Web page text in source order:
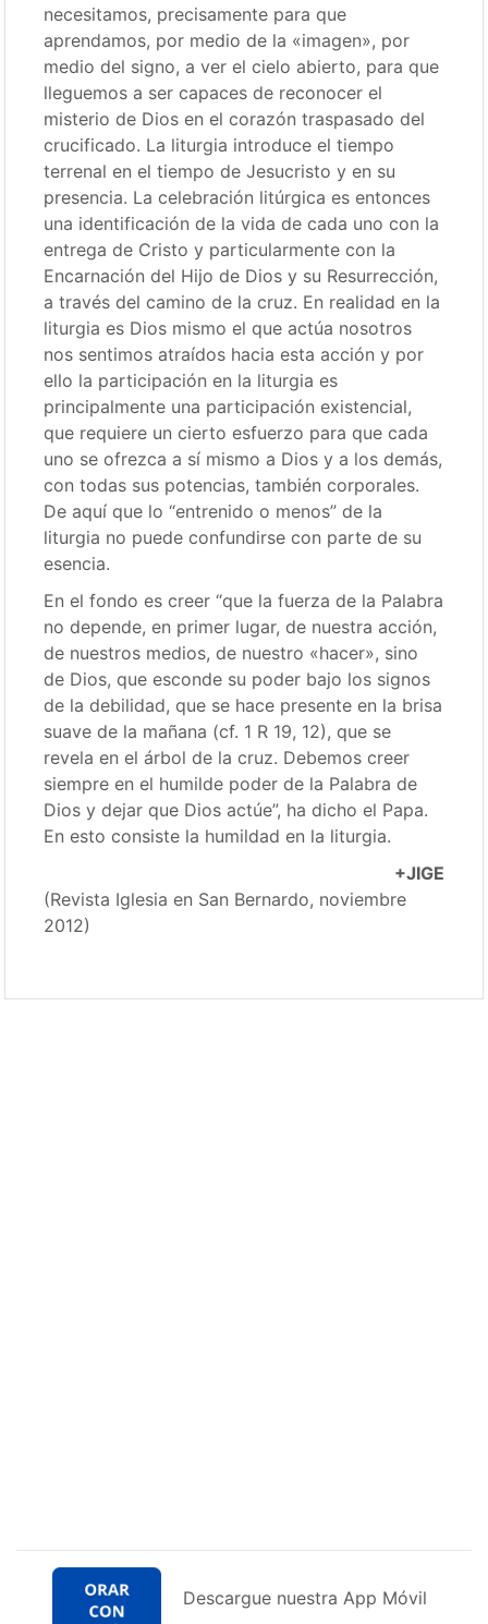
necesitamos, precisamente para que
aprendamos, por medio de la «imagen», por
medio del signo, a ver el cielo abierto, para que
lleguemos a ser capaces de reconocer el
misterio de Dios en el corazón traspasado del
crucificado. La liturgia introduce el tiempo
terrenal en el tiempo de Jesucristo y en su
presencia. La celebración litúrgica es entonces
una identificación de la vida de cada uno con la
entrega de Cristo y particularmente con la
Encarnación del Hijo de Dios y su Resurrección,
a través del camino de la cruz. En realidad en la
liturgia es Dios mismo el que actúa nosotros
nos sentimos atraídos hacia esta acción y por
ello la participación en la liturgia es
principalmente una participación existencial,
que requiere un cierto esfuerzo para que cada
uno se ofrezca a sí mismo a Dios y a los demás,
con todas sus potencias, también corporales.
De aquí que lo “entrenido o menos” de la
liturgia no puede confundirse con parte de su
esencia.
En el fondo es creer “que la fuerza de la Palabra
no depende, en primer lugar, de nuestra acción,
de nuestros medios, de nuestro «hacer», sino
de Dios, que esconde su poder bajo los signos
de la debilidad, que se hace presente en la brisa
suave de la mañana (cf. 1 R 19, 12), que se
revela en el árbol de la cruz. Debemos creer
siempre en el humilde poder de la Palabra de
Dios y dejar que Dios actúe”, ha dicho el Papa.
En esto consiste la humildad en la liturgia.
+JIGE
(Revista Iglesia en San Bernardo, noviembre
2012)
Descargue nuestra App Móvil